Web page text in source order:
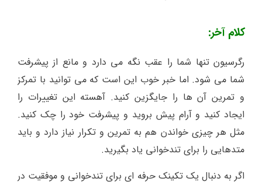
کلام آخر:
رگرسیون تنها شما را عقب نگه می دارد و مانع از پیشرفت
شما می شود. اما خبر خوب این است که می توانید با تمرکز
و تمرین آن ها را جایگزین کنید. آهسته این تغییرات را
ایجاد کنید و آرام پیش بروید و پیشرفت خود را چک کنید.
مثل هر چیزی خواندن هم به تمرین و تکرار نیاز دارد و باید
متدهایی را برای تندخوانی یاد بگیرید.
اگر به دنبال یک تکینک حرفه ای برای تندخوانی و موفقیت در